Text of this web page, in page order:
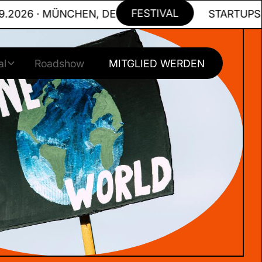
· MÜNCHEN, DE FESTIVAL STARTUPS
Roadshow MITGLIED WERDEN